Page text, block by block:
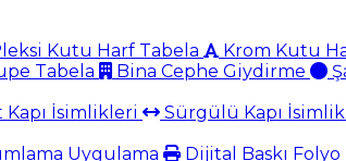
Kutu Harf Tabela Krom Kutu
Tabela Bina Cephe Giydirme
Kapı İsimlikleri Sürgülü Kapı
Uygulama Dijital Baskı